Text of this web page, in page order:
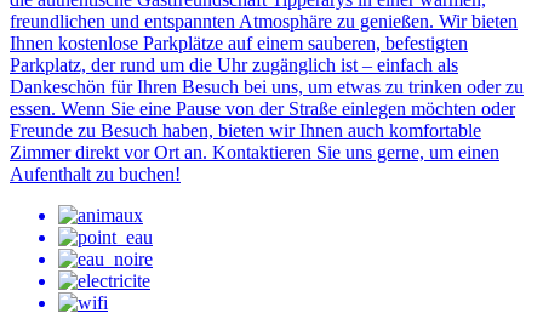
freundlichen und entspannten Atmosphäre zu genießen. Wir bieten
Ihnen kostenlose Parkplätze auf einem sauberen, befestigten
Parkplatz, der rund um die Uhr zugänglich ist – einfach als
Dankeschön für Ihren Besuch bei uns, um etwas zu trinken oder zu
essen. Wenn Sie eine Pause von der Straße einlegen möchten oder
Freunde zu Besuch haben, bieten wir Ihnen auch komfortable
Zimmer direkt vor Ort an. Kontaktieren Sie uns gerne, um einen
Aufenthalt zu buchen!